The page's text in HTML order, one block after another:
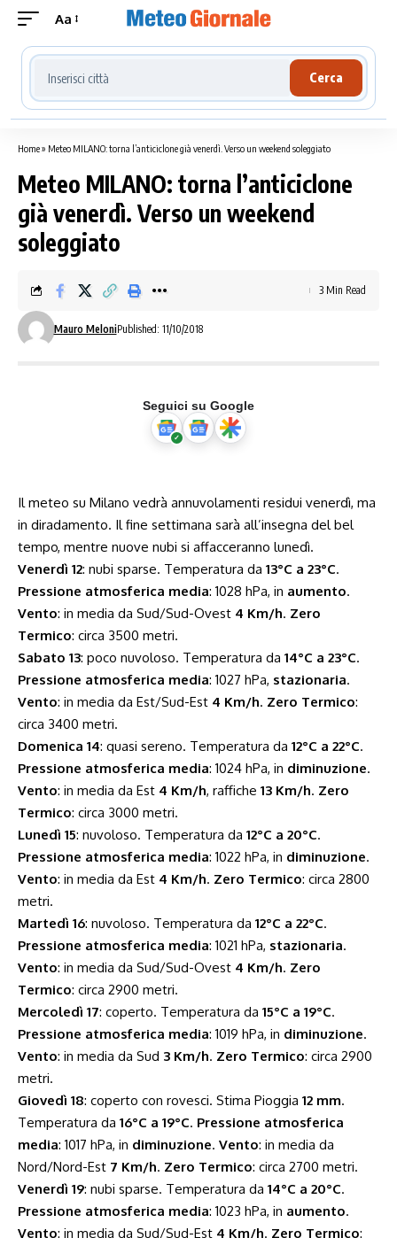
Aa
Cerca località meteo
Cerca
Home» Meteo MILANO: torna l’anticiclone già venerdì. Verso un weekend soleggiato
Meteo MILANO: torna l’anticiclone
già venerdì. Verso un weekend
soleggiato
Mauro MeloniPublished: 11/10/2018
3 Min Read
Seguici su Google
Il meteo su Milano vedrà annuvolamenti residui venerdì, ma
in diradamento. Il fine settimana sarà all’insegna del bel
tempo, mentre nuove nubi si affacceranno lunedì.
Venerdì 12: nubi sparse. Temperatura da 13°C a 23°C.
Pressione atmosferica media: 1028 hPa, in aumento.
Vento: in media da Sud/Sud-Ovest 4 Km/h. Zero
Termico: circa 3500 metri.
Sabato 13: poco nuvoloso. Temperatura da 14°C a 23°C.
Pressione atmosferica media: 1027 hPa, stazionaria.
Vento: in media da Est/Sud-Est 4 Km/h. Zero Termico:
circa 3400 metri.
Domenica 14: quasi sereno. Temperatura da 12°C a 22°C.
Pressione atmosferica media: 1024 hPa, in diminuzione.
Vento: in media da Est 4 Km/h, raffiche 13 Km/h. Zero
Termico: circa 3000 metri.
Lunedì 15: nuvoloso. Temperatura da 12°C a 20°C.
Pressione atmosferica media: 1022 hPa, in diminuzione.
Vento: in media da Est 4 Km/h. Zero Termico: circa 2800
metri.
Martedì 16: nuvoloso. Temperatura da 12°C a 22°C.
Pressione atmosferica media: 1021 hPa, stazionaria.
Vento: in media da Sud/Sud-Ovest 4 Km/h. Zero
Termico: circa 2900 metri.
Mercoledì 17: coperto. Temperatura da 15°C a 19°C.
Pressione atmosferica media: 1019 hPa, in diminuzione.
Vento: in media da Sud 3 Km/h. Zero Termico: circa 2900
metri.
Giovedì 18: coperto con rovesci. Stima Pioggia 12 mm.
Temperatura da 16°C a 19°C. Pressione atmosferica
media: 1017 hPa, in diminuzione. Vento: in media da
Nord/Nord-Est 7 Km/h. Zero Termico: circa 2700 metri.
Venerdì 19: nubi sparse. Temperatura da 14°C a 20°C.
Pressione atmosferica media: 1023 hPa, in aumento.
Vento: in media da Sud/Sud-Est 4 Km/h. Zero Termico: